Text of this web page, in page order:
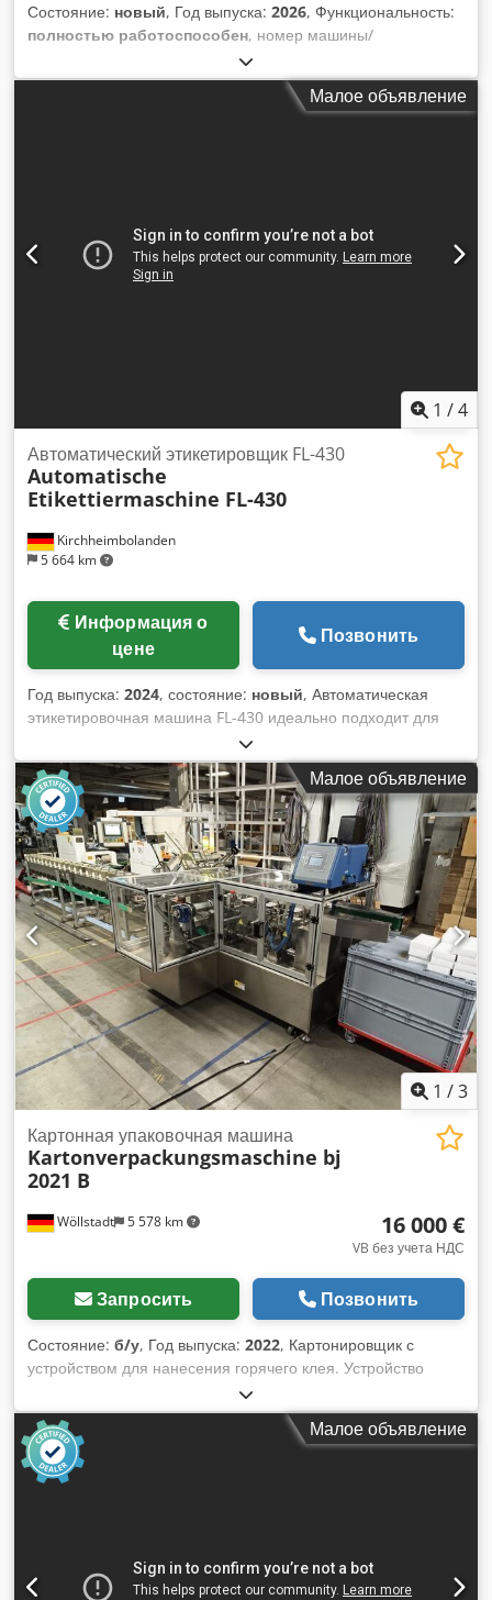
Состояние: новый, Год выпуска: 2026, Функциональность:
полностью работоспособен, номер машины/
2026, срок гарантии:
входное напряжение:230 V, Сертифицировано DGUV до:
, общая ширина:400 мм, общая
управление Таймер с 5 скоростями для 3–12 кг теста / 2–8
кг муки Dedpou A Hicsfx Aqpekr простая и надежная
технология только у нас — проверено по DGUV V3
Малое объявление
1 /4
Kirchheimbolanden
5 664 km
Автоматический этикетировщик FL-430
Automatische
Etikettiermaschine FL-430
цене
Позвонить
Год выпуска: 2024, состояние: новый, Автоматическая
этикетировочная машина FL-430 идеально подходит для
быстрой и автоматической этикетировки плоских изделий.
Продукты различной толщины, размеров и материалов
можно легко и надежно разделить с помощью
фрикционного питателя. - ЖК-дисплей Dodpfx Asickh
Roqpokr - Стандартная скорость до 30 м/мин. и
максимальная ширина этикетки 140 мм устанавливается в
комбинации с фрикционным податчиком 400. -
Расширенная версия Выдача этикеток с максимальной
скоростью до 50 м/мин. и максимальной шириной до 260
мм - Возможна прозрачная маркировка
Малое объявление
1 /3
Wöllstadt 5 578 km
Картонная упаковочная машина
Kartonverpackungsmaschine bj
2021 B
16 000 €
VB без учета НДС
Запросить Позвонить
Состояние: б/у, Год выпуска: 2022, Картонировщик с
устройством для нанесения горячего клея. Устройство
имеет малое количество часов работы. Он особенно
подходит для продуктов, которые можно загружать в
коробку сбоку. Dsdpfovb E Evsx AqpokrМалое объявление